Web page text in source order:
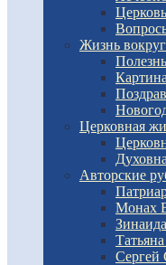
Жизнь
Церковная
Авторские
Монах
Сергей